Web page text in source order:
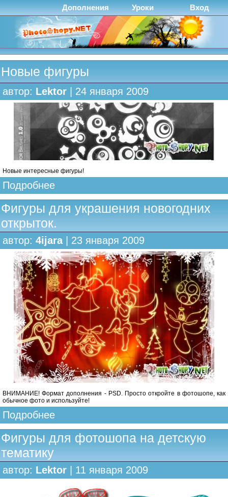
Дополнения Уроки Вход
Новые фигуры
автор: Lektor | 24 января 2009
Новые интересные фигуры!
Подробнее
Фигуры для украшения новогодних
открыток.
автор: 4ijara| 23 января 2009
ВНИМАНИЕ! Формат дополнения - PSD. Просто откройте в фотошопе, как
обычное фото и используйте!
Подробнее
Фигуры для фотошопа на детскую
тематику
автор: Lektor | 11 января 2009